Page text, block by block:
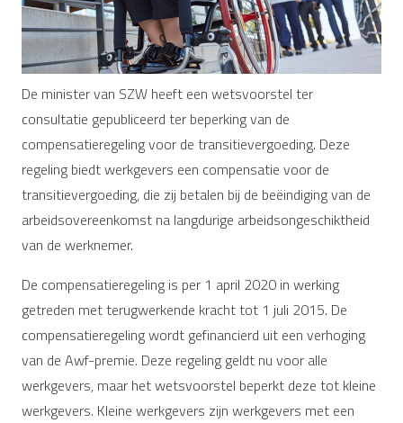
De minister van SZW heeft een wetsvoorstel ter
consultatie gepubliceerd ter beperking van de
compensatieregeling voor de transitievergoeding. Deze
regeling biedt werkgevers een compensatie voor de
transitievergoeding, die zij betalen bij de beëindiging van de
arbeidsovereenkomst na langdurige arbeidsongeschiktheid
van de werknemer.
De compensatieregeling is per 1 april 2020 in werking
getreden met terugwerkende kracht tot 1 juli 2015. De
compensatieregeling wordt gefinancierd uit een verhoging
van de Awf-premie. Deze regeling geldt nu voor alle
werkgevers, maar het wetsvoorstel beperkt deze tot kleine
werkgevers. Kleine werkgevers zijn werkgevers met een